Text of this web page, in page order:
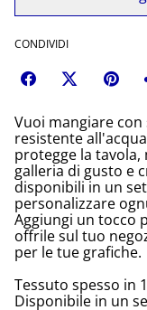
CONDIVIDI
Vuoi mangiare con
resistente
protegge la
galleria di gusto e
disponibili in un
personalizzare
Aggiungi un tocco
offrile sul tuo
per le tue grafiche.
Tessuto spesso in
Disponibile in un